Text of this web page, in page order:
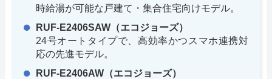
時給湯が可能な戸建て・集合住宅向けモデル。
RUF-E2406SAW（エコジョーズ）
24号オートタイプで、高効率かつスマホ連携対
応の先進モデル。
RUF-E2406AW（エコジョーズ）